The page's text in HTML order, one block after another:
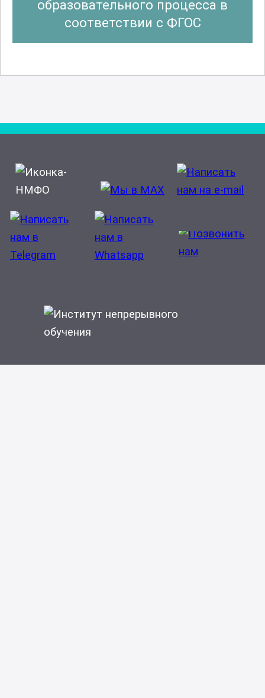
образовательного процесса в
соответствии с ФГОС